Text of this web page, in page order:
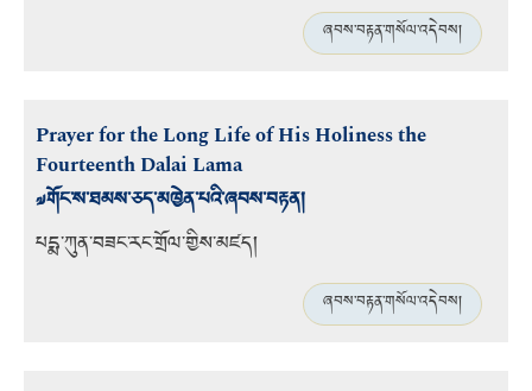
ཞབས་བརྟན་གསོལ་འདེབས།
Prayer for the Long Life of His Holiness the
Fourteenth Dalai Lama
༧གོང་ས་ཐམས་ཅད་མཁྱེན་པའི་ཞབས་བརྟན།
པདྨ་ཀུན་བཟང་རང་གྲོལ་གྱིས་མཛད།
ཞབས་བརྟན་གསོལ་འདེབས།